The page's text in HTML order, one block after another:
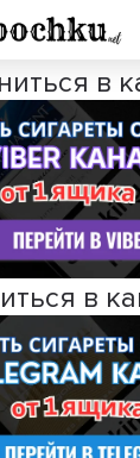
в
в